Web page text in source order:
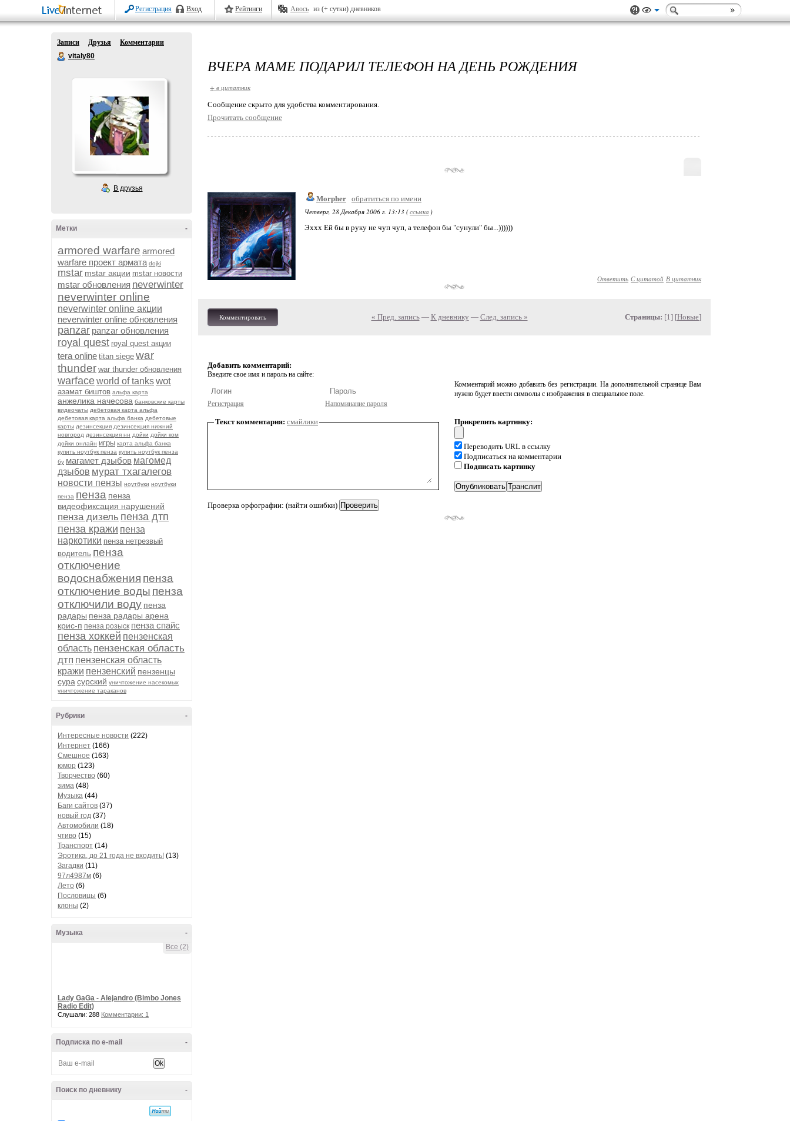
Регистрация Вход Рейтинги Авось из (+ сутки) дневников
Записи Друзья
Комментарии
vitaly80
В друзья
-
Метки
armored warfare armored
warfare проект армата dojki
mstar mstar акции mstar новости
mstar обновления neverwinter
neverwinter online
neverwinter online акции
neverwinter online обновления
panzar panzar обновления
royal quest royal quest акции
tera online titan siege war
thunder war thunder обновления
warfaceworld of tankswot
азамат биштов альфа карта
анжелика начесова банковские карты
видеочаты дебетовая карта альфа
дебетовая карта альфа банка дебетовые
карты дезинсекция дезинсекция нижний
новгород дезинсекция нн дойки дойки ком
дойки онлайн игры карта альфа банка
купить ноутбук пенза купить ноутбук пенза
бу магамет дзыбов магомед
дзыбов мурат тхагалегов
новости пензы ноутбуки ноутбуки
пенза пенза пенза
видеофиксация нарушений
пенза дизель пенза дтп
пенза кражи пенза
наркотики пенза нетрезвый
водитель пенза
отключение
водоснабжения пенза
отключение воды пенза
отключили воду пенза
радары пенза радары арена
крис-п пенза розыск пенза спайс
пенза хоккей пензенская
область пензенская область
дтп пензенская область
кражи пензенский пензенцы
сура сурский уничтожение насекомых
уничтожение тараканов
-
Рубрики
Интересные новости (222)
Интернет (166)
Смешное (163)
юмор (123)
Творчество (60)
зима (48)
Музыка (44)
Баги сайтов (37)
новый год (37)
Автомобили (18)
чтиво (15)
Транспорт (14)
Эротика, до 21 года не входить! (13)
Загадки (11)
97л4987м (6)
Лето (6)
Пословицы (6)
клоны (2)
-
Музыка
Все (2)
Lady GaGa - Alejandro (Bimbo Jones
Radio Edit)
Слушали: 288 Комментарии: 1
-
Подписка по e-mail
-
Поиск по дневнику
ВЧЕРА МАМЕ ПОДАРИЛ ТЕЛЕФОН НА ДЕНЬ РОЖДЕНИЯ
+ в цитатник
Cообщение скрыто для удобства комментирования.
Прочитать сообщение
Morpher обратиться по имени
Четверг, 28 Декабря 2006 г. 13:13 (ссылка )
Эххх Ей бы в руку не чуп чуп, а телефон бы "сунули" бы...))))))
Ответить С цитатой В цитатник
Комментировать « Пред. запись— К дневнику — След. запись » Страницы: [1] [Новые]
Добавить комментарий:
Введите свое имя и пароль на сайте:
Регистрация Напоминание пароля
Комментарий можно добавить без регистрации. На дополнительной странице Вам
нужно будет ввести символы с изображения в специальное поле.
Текст комментария: смайлики
Проверка орфографии: (найти ошибки)
Прикрепить картинку:
Переводить URL в ссылку
Подписаться на комментарии
Подписать картинку